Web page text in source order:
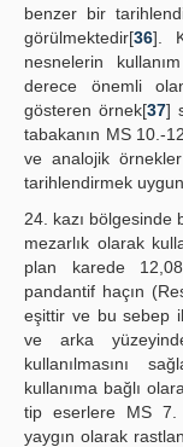
benzer bir
görülmektedir[36].
nesnelerin
derece önemli
gösteren örnek[37]
tabakanın MS 10.-
ve analojik
tarihlendirmek
24. kazı bölgesinde
mezarlık olarak
plan karede
pandantif haçın
eşittir ve bu sebep
ve arka
kullanılmasını
kullanıma bağlı
tip eserlere MS 7.
yaygın olarak